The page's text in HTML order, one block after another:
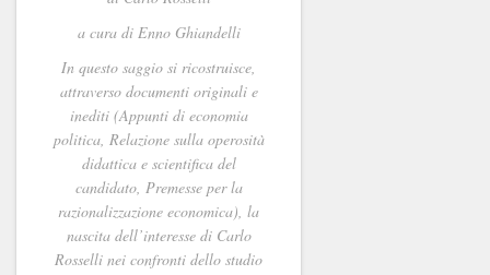
a cura di Enno Ghiandelli
In questo saggio si ricostruisce,
attraverso documenti originali e
inediti (Appunti di economia
politica, Relazione sulla operosità
didattica e scientifica del
candidato, Premesse per la
razionalizzazione economica), la
nascita dell’interesse di Carlo
Rosselli nei confronti dello studio